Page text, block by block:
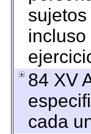
84 XV
cada